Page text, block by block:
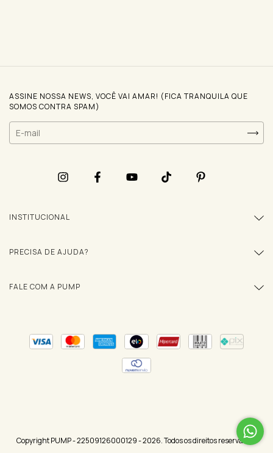
ASSINE NOSSA NEWS, VOCÊ VAI AMAR! (FICA TRANQUILA QUE
SOMOS CONTRA SPAM)
INSTITUCIONAL
PRECISA DE AJUDA?
FALE COM A PUMP
Copyright PUMP - 22509126000129 - 2026. Todos os direitos reservados.